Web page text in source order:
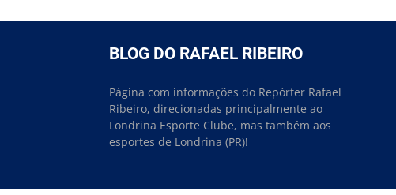
BLOG DO RAFAEL RIBEIRO
Página com informações do Repórter Rafael
Ribeiro, direcionadas principalmente ao
Londrina Esporte Clube, mas também aos
esportes de Londrina (PR)!